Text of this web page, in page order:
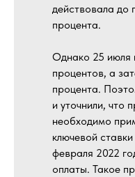
действовала до
процента.
Однако 25 июля
процентов, а
процента.
и уточнили, что
необходимо
ключевой
февраля 2022
оплаты. Такое